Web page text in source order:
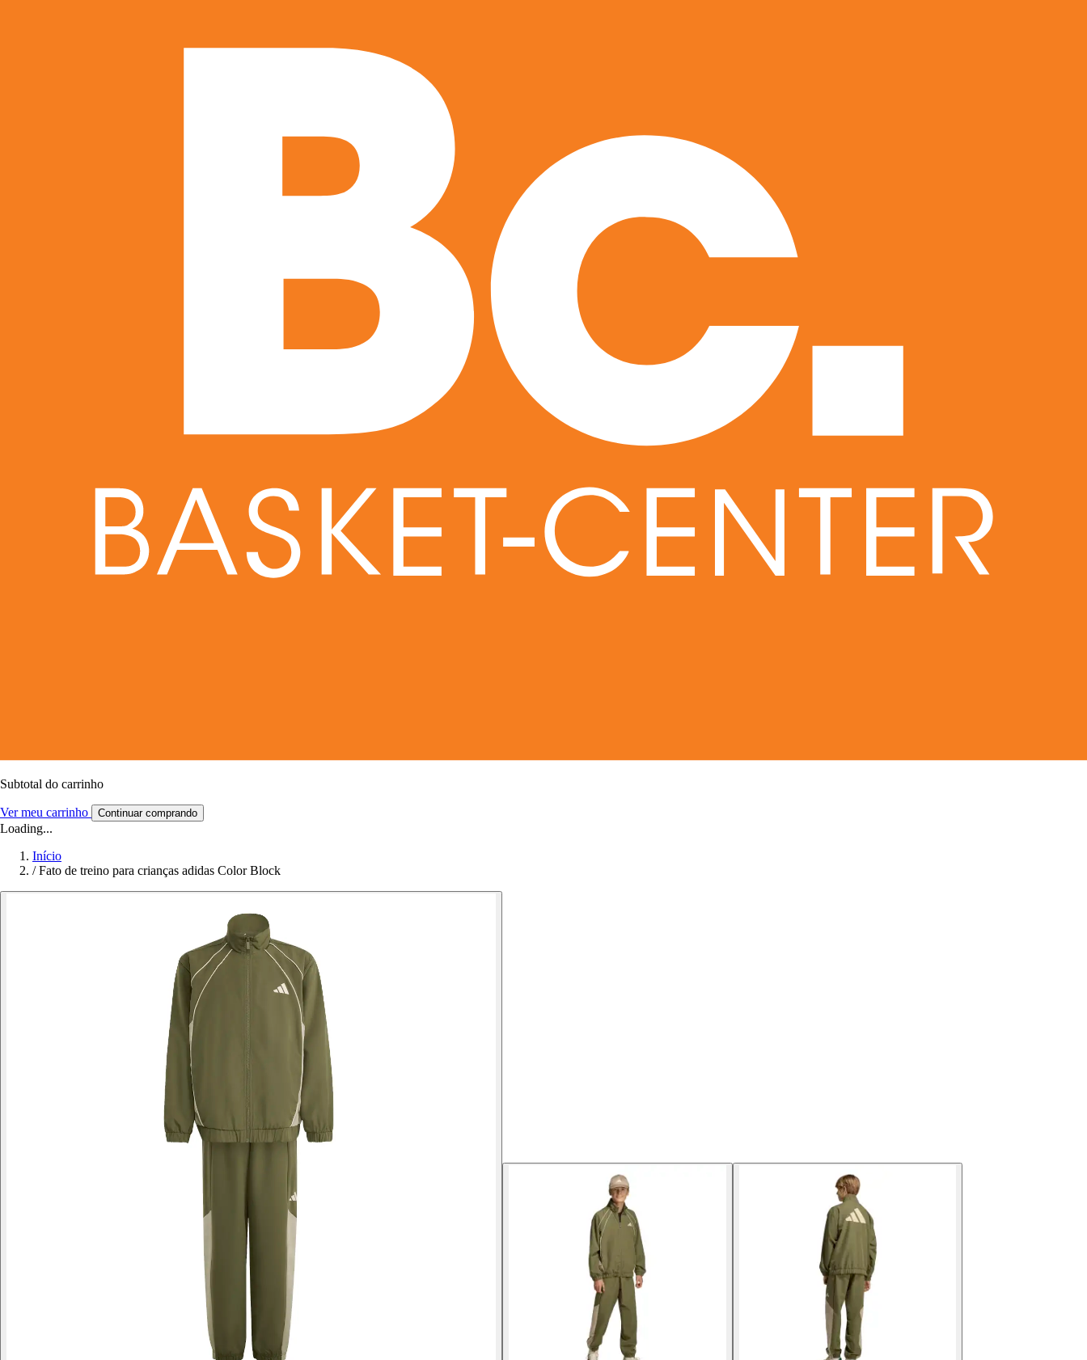
Subtotal do carrinho
Ver meu carrinho Continuar comprando
Loading...
Início
/ Fato de treino para crianças adidas Color Block